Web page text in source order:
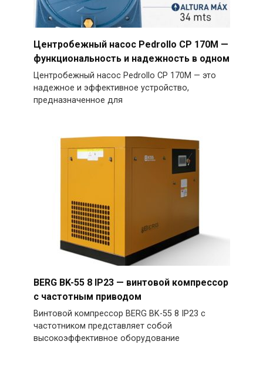
Центробежный насос Pedrollo CP 170M —
функциональность и надежность в одном
Центробежный насос Pedrollo CP 170M — это
надежное и эффективное устройство,
предназначенное для
BERG BK-55 8 IP23 — винтовой компрессор
с частотным приводом
Винтовой компрессор BERG BK-55 8 IP23 с
частотником представляет собой
высокоэффективное оборудование